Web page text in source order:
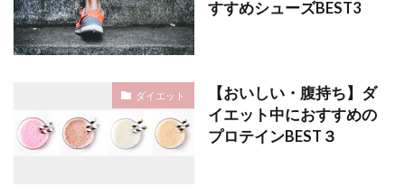
すすめシューズBEST3
ダイエット
【おいしい・腹持ち】ダ
イエット中におすすめの
プロテインBEST３